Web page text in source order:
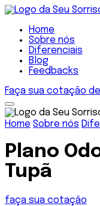
Home
Sobre nós
Diferenciais
Blog
Feedbacks
Faça sua cotação
Home Sobre nós
Plano
Tupã
faça sua cotação